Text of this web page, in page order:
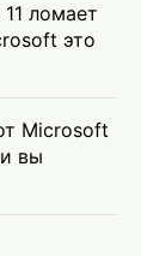
ломает
это
Microsoft
вы